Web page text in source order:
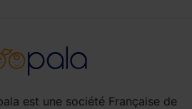
est une société Française de